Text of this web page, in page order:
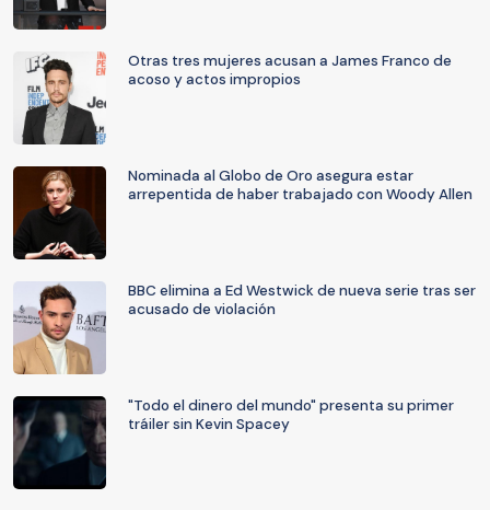
Otras tres mujeres acusan a James Franco de
acoso y actos impropios
Nominada al Globo de Oro asegura estar
arrepentida de haber trabajado con Woody Allen
BBC elimina a Ed Westwick de nueva serie tras ser
acusado de violación
"Todo el dinero del mundo" presenta su primer
tráiler sin Kevin Spacey